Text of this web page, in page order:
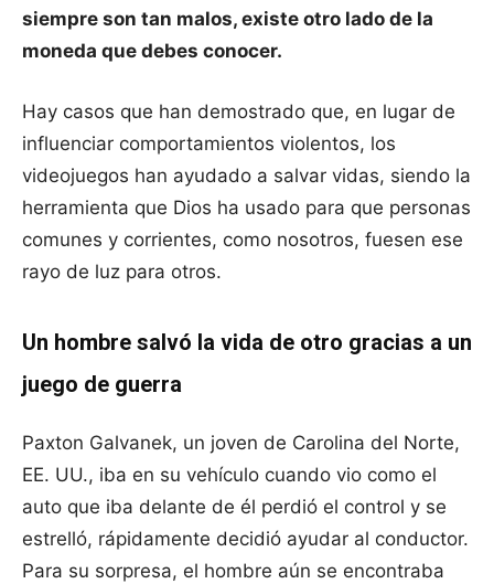
siempre son tan malos, existe otro lado de la
moneda que debes conocer.
Hay casos que han demostrado que, en lugar de
influenciar comportamientos violentos, los
videojuegos han ayudado a salvar vidas, siendo la
herramienta que Dios ha usado para que personas
comunes y corrientes, como nosotros, fuesen ese
rayo de luz para otros.
Un hombre salvó la vida de otro gracias a un
juego de guerra
Paxton Galvanek, un joven de Carolina del Norte,
EE. UU., iba en su vehículo cuando vio como el
auto que iba delante de él perdió el control y se
estrelló, rápidamente decidió ayudar al conductor.
Para su sorpresa, el hombre aún se encontraba